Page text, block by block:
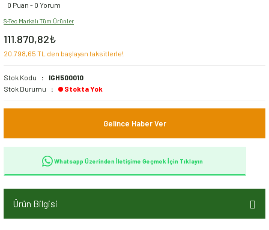
0 Puan - 0 Yorum
S-Tec Markalı Tüm Ürünler
111.870,82₺
20.798,65 TL den başlayan taksitlerle!
Stok Kodu
IGH500010
Stok Durumu
Stokta Yok
Gelince Haber Ver
Whatsapp Üzerinden İletişime Geçmek İçin Tıklayın
Ürün Bilgisi